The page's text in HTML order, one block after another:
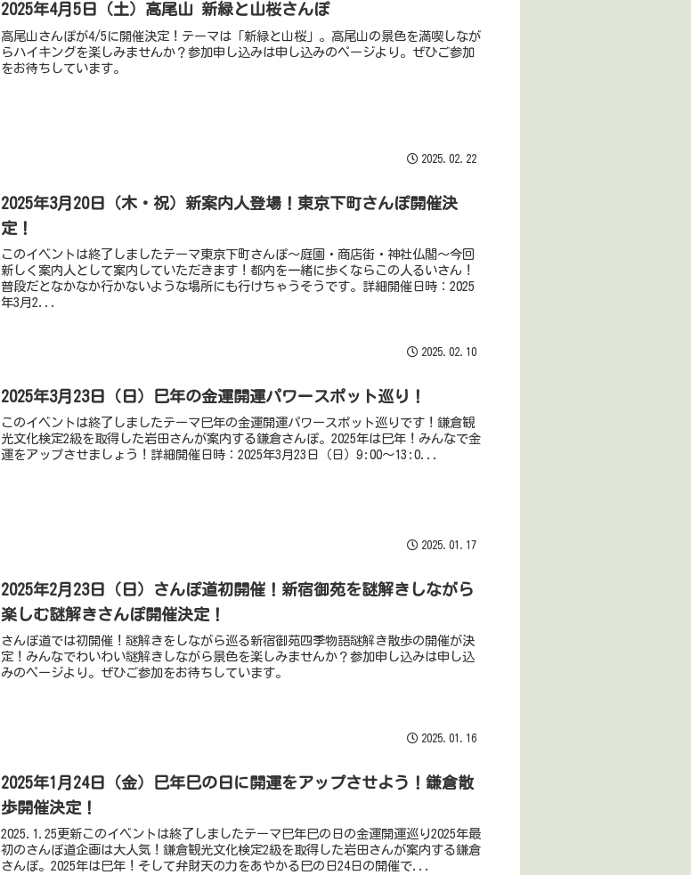
2025年4月5日（土）高尾山 新緑と山桜さんぽ
高尾山さんぽが4/5に開催決定！テーマは「新緑と山桜」。高尾山の景色を満喫しなが
らハイキングを楽しみませんか？参加申し込みは申し込みのページより。ぜひご参加
をお待ちしています。
2025.02.22
2025年3月20日（木・祝）新案内人登場！東京下町さんぽ開催決
定！
このイベントは終了しましたテーマ東京下町さんぽ〜庭園・商店街・神社仏閣〜今回
新しく案内人として案内していただきます！都内を一緒に歩くならこの人るいさん！
普段だとなかなか行かないような場所にも行けちゃうそうです。詳細開催日時：2025
年3月2...
2025.02.10
2025年3月23日（日）巳年の金運開運パワースポット巡り！
このイベントは終了しましたテーマ巳年の金運開運パワースポット巡りです！鎌倉観
光文化検定2級を取得した岩田さんが案内する鎌倉さんぽ。2025年は巳年！みんなで金
運をアップさせましょう！詳細開催日時：2025年3月23日（日）9:00〜13:0...
2025.01.17
2025年2月23日（日）さんぽ道初開催！新宿御苑を謎解きしながら
楽しむ謎解きさんぽ開催決定！
さんぽ道では初開催！謎解きをしながら巡る新宿御苑四季物語謎解き散歩の開催が決
定！みんなでわいわい謎解きしながら景色を楽しみませんか？参加申し込みは申し込
みのページより。ぜひご参加をお待ちしています。
2025.01.16
2025年1月24日（金）巳年巳の日に開運をアップさせよう！鎌倉散
歩開催決定！
2025.1.25更新このイベントは終了しましたテーマ巳年巳の日の金運開運巡り2025年最
初のさんぽ道企画は大人気！鎌倉観光文化検定2級を取得した岩田さんが案内する鎌倉
さんぽ。2025年は巳年！そして弁財天の力をあやかる巳の日24日の開催で...